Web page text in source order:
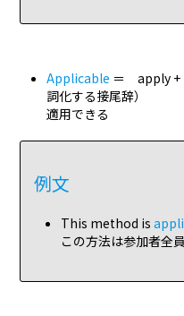
Applicable ＝ apply +
詞化する接尾辞）
適用できる
例文
This method is
この方法は参加者全